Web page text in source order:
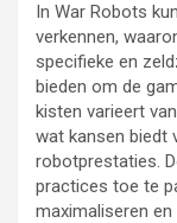
In War Robots
verkennen,
specifieke en
bieden om de
kisten varieert
wat kansen biedt
robotprestaties.
practices toe te
maximaliseren